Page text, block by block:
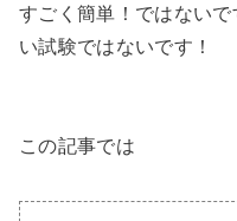
すごく簡単！ではない
い試験ではないです！
この記事では